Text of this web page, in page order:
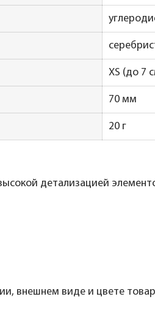
XS (до 7
70 мм
20 г
детализацией
внешнем виде и цвете